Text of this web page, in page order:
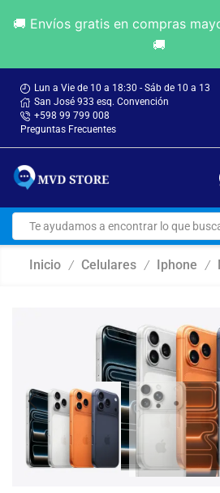
Lun a Vie de 10 a 18:30 - Sáb de 10 a 13
San José 933 esq. Convención
+598 99 799 008
Preguntas Frecuentes
Inicio / Celulares / Iphone /
🚚 Envíos gratis en compras
🚚